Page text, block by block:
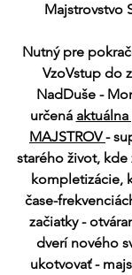
Majstrovstvo
Nutný pre
VzoVstup do
NadDuše -
určená
MAJSTROV -
starého život, kde
kompletizácie,
čase-
začiatky -
dverí nového
ukotvovať -